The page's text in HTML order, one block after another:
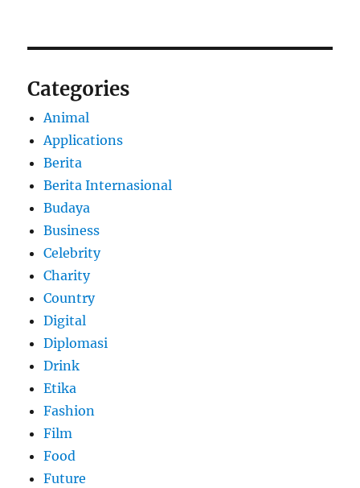
Categories
Animal
Applications
Berita
Berita Internasional
Budaya
Business
Celebrity
Charity
Country
Digital
Diplomasi
Drink
Etika
Fashion
Film
Food
Future